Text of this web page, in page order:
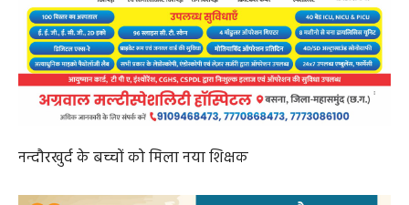
नन्दौरखुर्द के बच्चों को मिला नया शिक्षक